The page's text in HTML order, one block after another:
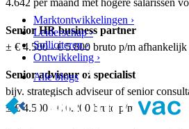
4.642 per maand met hogere salarissen
Senior HR business partner
± € 4.500 - € 5.800 bruto p/m afhankelijk
Senior adviseur of specialist
bijv. strategisch adviseur of senior
± € 4.500 - € 6.200 bruto p/m
Marktontwikkelingen ›
Leiderschap ›
Solliciteren ›
Ontwikkeling ›
Alle blogs